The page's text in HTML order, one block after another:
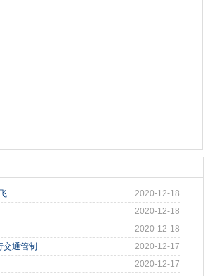
2020-12-18
2020-12-18
2020-12-18
2020-12-17
通管制
2020-12-17